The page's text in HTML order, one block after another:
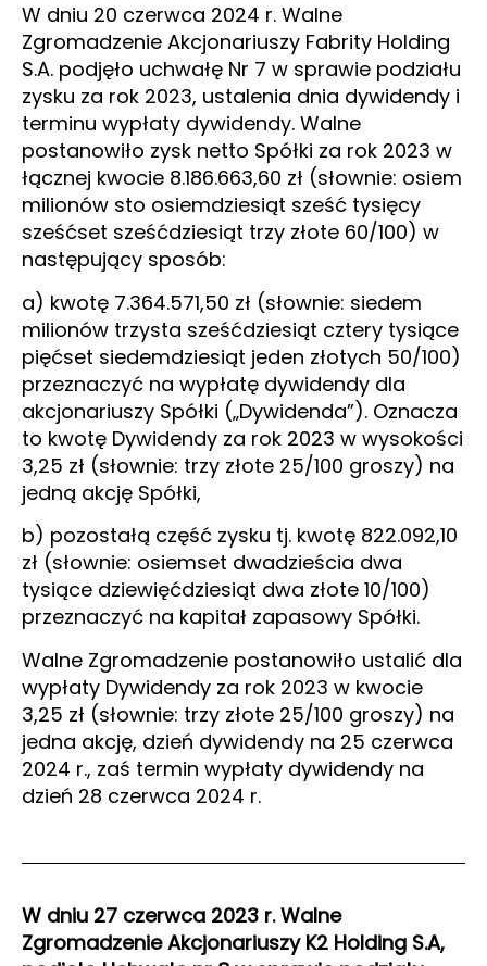
W dniu 20 czerwca 2024 r. Walne
Zgromadzenie Akcjonariuszy Fabrity Holding
S.A. podjęło uchwałę Nr 7 w sprawie podziału
zysku za rok 2023, ustalenia dnia dywidendy i
terminu wypłaty dywidendy. Walne
postanowiło zysk netto Spółki za rok 2023 w
łącznej kwocie 8.186.663,60 zł (słownie: osiem
milionów sto osiemdziesiąt sześć tysięcy
sześćset sześćdziesiąt trzy złote 60/100) w
następujący sposób:
a) kwotę 7.364.571,50 zł (słownie: siedem
milionów trzysta sześćdziesiąt cztery tysiące
pięćset siedemdziesiąt jeden złotych 50/100)
przeznaczyć na wypłatę dywidendy dla
akcjonariuszy Spółki („Dywidenda”). Oznacza
to kwotę Dywidendy za rok 2023 w wysokości
3,25 zł (słownie: trzy złote 25/100 groszy) na
jedną akcję Spółki,
b) pozostałą część zysku tj. kwotę 822.092,10
zł (słownie: osiemset dwadzieścia dwa
tysiące dziewięćdziesiąt dwa złote 10/100)
przeznaczyć na kapitał zapasowy Spółki.
Walne Zgromadzenie postanowiło ustalić dla
wypłaty Dywidendy za rok 2023 w kwocie
3,25 zł (słownie: trzy złote 25/100 groszy) na
jedna akcję, dzień dywidendy na 25 czerwca
2024 r., zaś termin wypłaty dywidendy na
dzień 28 czerwca 2024 r.
W dniu 27 czerwca 2023 r. Walne
Zgromadzenie Akcjonariuszy K2 Holding S.A,